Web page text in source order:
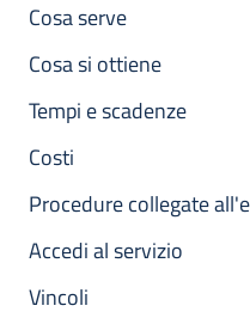
Cosa serve
Cosa si ottiene
Tempi e scadenze
Costi
Procedure collegate
Accedi al servizio
Vincoli